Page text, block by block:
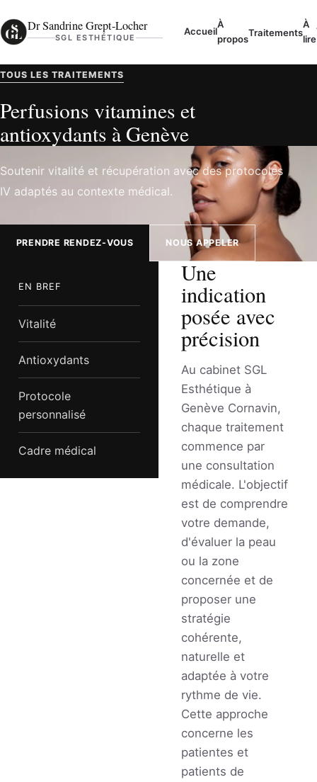
Dr Sandrine Grept-Locher
SGL ESTHÉTIQUE
Accueil
À
propos
Traitements
À
lire
TOUS LES TRAITEMENTS
Perfusions vitamines et
antioxydants à Genève
Soutenir vitalité et récupération avec des protocoles
IV adaptés au contexte médical.
PRENDRE RENDEZ-VOUS NOUS APPELER
EN BREF
Vitalité
Antioxydants
Protocole
personnalisé
Cadre médical
Une
indication
posée avec
précision
Au cabinet SGL
Esthétique à
Genève Cornavin,
chaque traitement
commence par
une consultation
médicale. L'objectif
est de comprendre
votre demande,
d'évaluer la peau
ou la zone
concernée et de
proposer une
stratégie
cohérente,
naturelle et
adaptée à votre
rythme de vie.
Cette approche
concerne les
patientes et
patients de